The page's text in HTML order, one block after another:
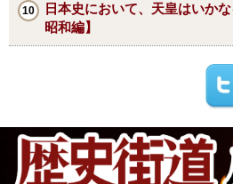
日本史において、天皇はいか
昭和編】